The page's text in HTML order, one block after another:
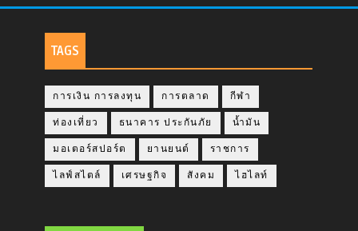
TAGS
การเงิน การลงทุน การตลาด กีฬา
ท่องเที่ยว ธนาคาร ประกันภัย น้ำมัน
มอเตอร์สปอร์ต ยานยนต์ ราชการ
ไลฟ์สไตล์ เศรษฐกิจ สังคม ไฮไลท์